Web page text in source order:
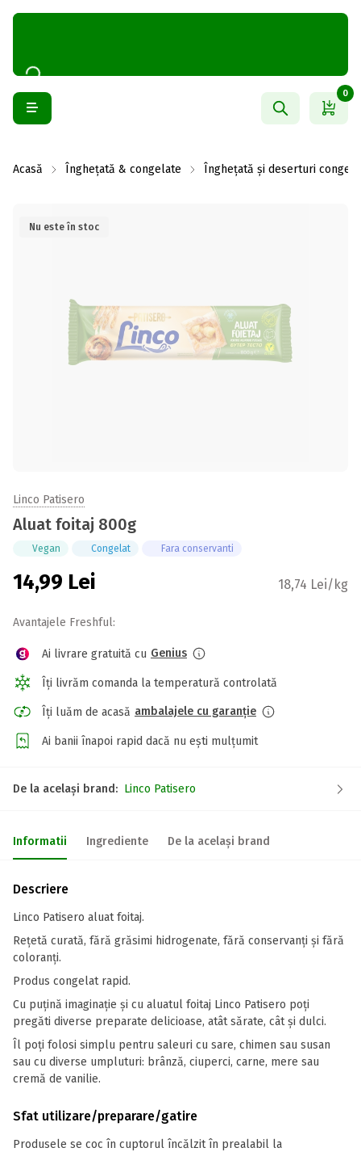
0
Acasă Înghețată & congelate Înghețată și deserturi
Nu este în stoc
Linco Patisero
Aluat foitaj 800g
Vegan Congelat Fara conservanti
14,99 Lei 18,74 Lei/kg
Avantajele Freshful:
Ai livrare gratuită cu Genius
Îți livrăm comanda la temperatură controlată
Îți luăm de acasă ambalajele cu garanție
Ai banii înapoi rapid dacă nu ești mulțumit
De la același brand: Linco Patisero
Informatii Ingrediente De la același brand
Descriere
Linco Patisero aluat foitaj.
Rețetă curată, fără grăsimi hidrogenate, fără conservanți și fără
coloranți.
Produs congelat rapid.
Cu puțină imaginație și cu aluatul foitaj Linco Patisero poți
pregăti diverse preparate delicioase, atât sărate, cât și dulci.
Îl poți folosi simplu pentru saleuri cu sare, chimen sau susan
sau cu diverse umpluturi: brânză, ciuperci, carne, mere sau
cremă de vanilie.
Sfat utilizare/preparare/gatire
Produsele se coc în cuptorul încălzit în prealabil la